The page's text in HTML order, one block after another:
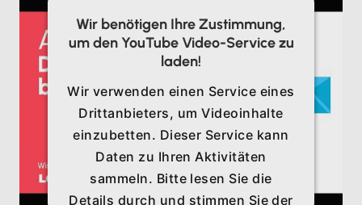
Wir benötigen Ihre Zustimmung,
um den YouTube Video-Service zu
laden!
Wir verwenden einen Service eines
Drittanbieters, um Videoinhalte
einzubetten. Dieser Service kann
Daten zu Ihren Aktivitäten
sammeln. Bitte lesen Sie die
Details durch und stimmen Sie der